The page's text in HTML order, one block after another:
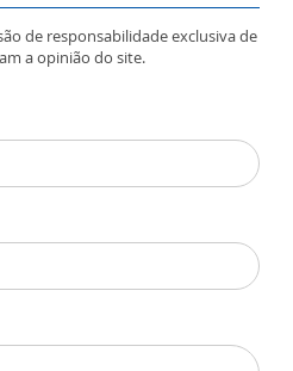
de responsabilidade exclusiva de
a opinião do site.